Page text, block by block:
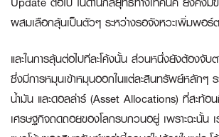
ผสมเลือกลุ้นเป็นตัวๆ ระหว่างรอจังหวะเพิ่มพอร์
และในการลุ้นต่อไปทีละโค้งนั้น ส่วนหนึ่งยังต้องจับ
ซึ่งมีการหมุนเข้าหมุนออกในแต่ละสินทรัพย์หลักๆ
น้ำมัน และดอลล่าร์ (Asset Allocations) ที่สะท้อ
เศรษฐกิจถดถอยของโลกรบกวนอยู่ เพราะฉะนั้น